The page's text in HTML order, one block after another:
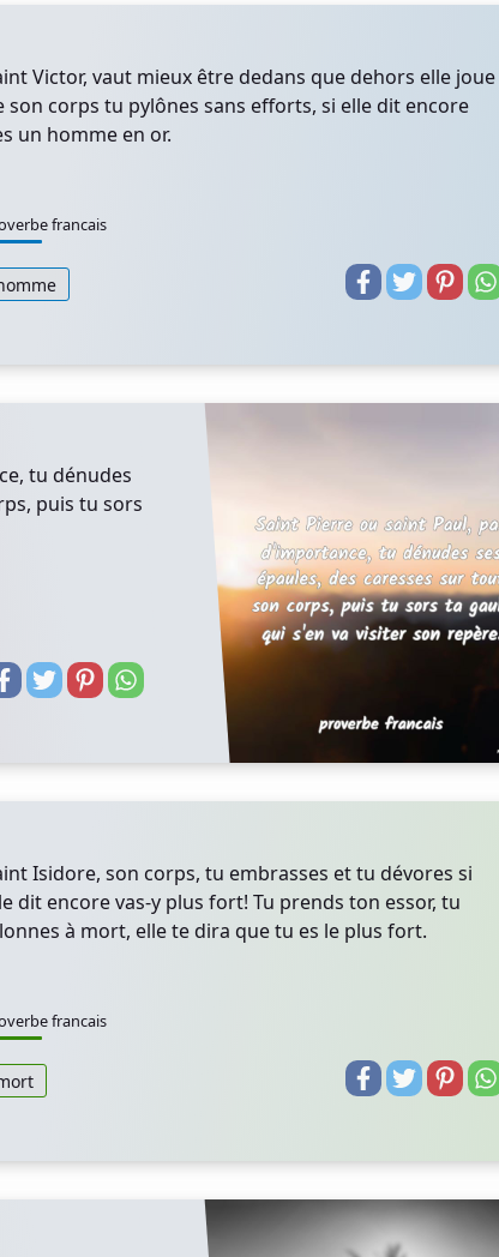
Victor, vaut mieux être dedans que dehors elle joue
son corps tu pylônes sans efforts, si elle dit encore
un homme en or.
francais
tu dénudes
puis tu sors
Isidore, son corps, tu embrasses et tu dévores si
dit encore vas-y plus fort! Tu prends ton essor, tu
à mort, elle te dira que tu es le plus fort.
francais